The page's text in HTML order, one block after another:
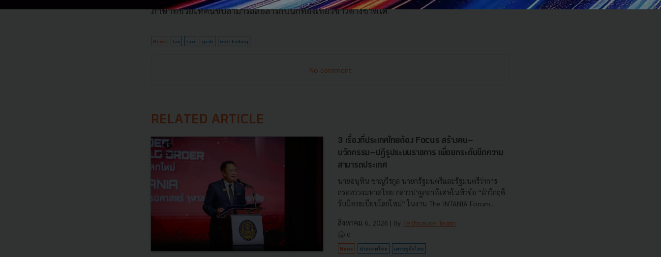
ภาษาที่ช่วยให้คนขับสามารถสื่อสารกับนักท่องเที่ยวชาวต่างชาติได้
News tax taxi grab ride-hailing
No comment
RELATED ARTICLE
3 เรื่องที่ประเทศไทยต้อง Focus สร้างคน–
นวัตกรรม–ปฏิรูประบบราชการ เพื่อยกระดับขีดความ
สามารถประเทศ
นายอนุทิน ชาญวีรกูล นายกรัฐมนตรีและรัฐมนตรีว่าการ
กระทรวงมหาดไทย กล่าวปาฐกถาพิเศษในหัวข้อ “ฝ่าวิกฤติ
รับมือระเบียบโลกใหม่” ในงาน The INTANIA Forum...
สิงหาคม 6, 2026 | By Techsauce Team
0
News ประเทศไทย เศรษฐกิจไทย